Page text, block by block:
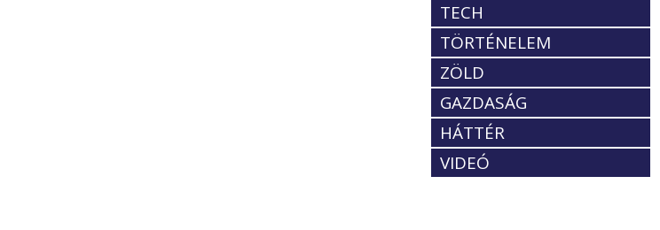
TECH
TÖRTÉNELEM
ZÖLD
GAZDASÁG
HÁTTÉR
VIDEÓ